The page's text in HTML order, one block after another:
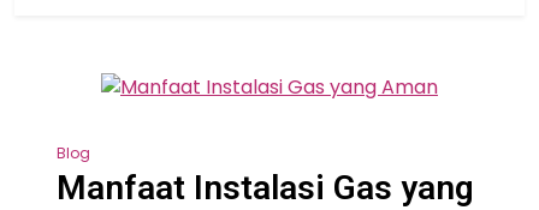
Blog
Manfaat Instalasi Gas yang